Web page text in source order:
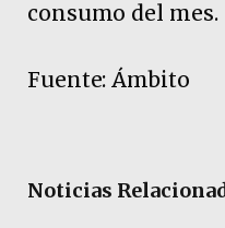
consumo del mes.
Fuente: Ámbito
Noticias